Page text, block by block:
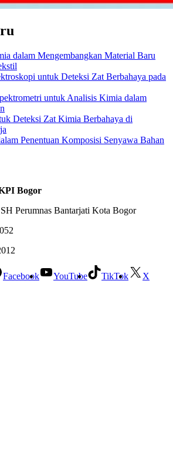
dalam Mengembangkan Material Baru
untuk Deteksi Zat Berbahaya pada
untuk Analisis Kimia dalam
Deteksi Zat Kimia Berbahaya di
Penentuan Komposisi Senyawa Bahan
Bogor
Perumnas Bantarjati Kota Bogor
Facebook YouTube TikTok X